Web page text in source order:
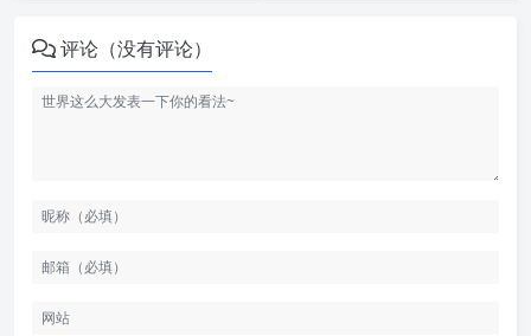
评论（没有评论）